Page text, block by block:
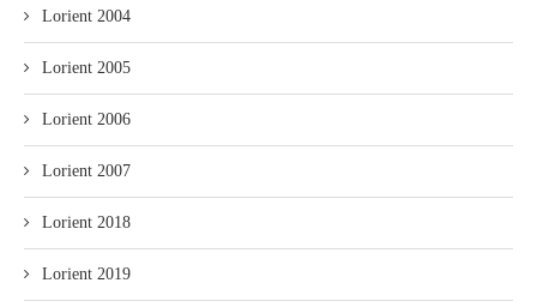
Lorient 2004
Lorient 2005
Lorient 2006
Lorient 2007
Lorient 2018
Lorient 2019